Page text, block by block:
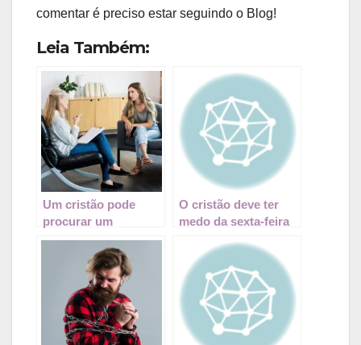
comentar é preciso estar seguindo o Blog!
Leia Também:
Um cristão pode
procurar um
psicólogo e fazer
O cristão deve ter
medo da sexta-feira